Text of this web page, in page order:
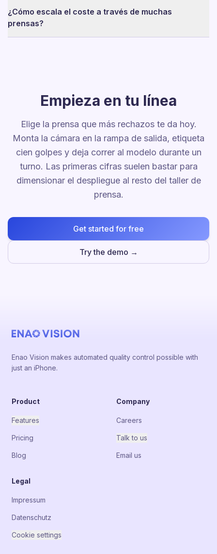
¿Cómo escala el coste a través de muchas
prensas?
Empieza en tu línea
Elige la prensa que más rechazos te da hoy.
Monta la cámara en la rampa de salida, etiqueta
cien golpes y deja correr al modelo durante un
turno. Las primeras cifras suelen bastar para
dimensionar el despliegue al resto del taller de
prensa.
Get started for free
Try the demo →
Enao Vision makes automated quality control possible with
just an iPhone.
Product
Features
Pricing
Blog
Company
Careers
Talk to us
Email us
Legal
Impressum
Datenschutz
Cookie settings